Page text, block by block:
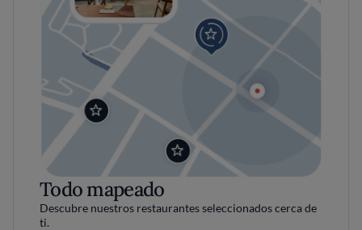
Todo mapeado
Descubre nuestros restaurantes seleccionados cerca de
ti.